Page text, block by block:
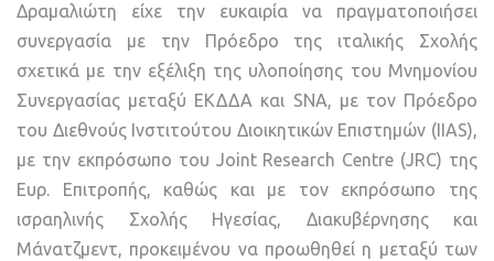
Δραμαλιώτη είχε την ευκαιρία να πραγματοποιήσει
συνεργασία με την Πρόεδρο της ιταλικής Σχολής
σχετικά με την εξέλιξη της υλοποίησης του Μνημονίου
Συνεργασίας μεταξύ ΕΚΔΔΑ και SNA, με τον Πρόεδρο
του Διεθνούς Ινστιτούτου Διοικητικών Επιστημών (IIAS),
με την εκπρόσωπο του Joint Research Centre (JRC) της
Ευρ. Επιτροπής, καθώς και με τον εκπρόσωπο της
ισραηλινής Σχολής Ηγεσίας, Διακυβέρνησης και
Μάνατζμεντ, προκειμένου να προωθηθεί η μεταξύ των